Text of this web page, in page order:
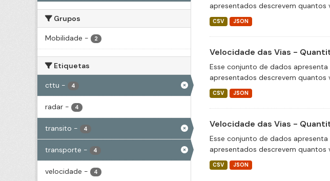
Grupos
Mobilidade - 2
Etiquetas
cttu - 4
radar - 4
transito - 4
transporte - 4
velocidade - 4
apresentados descrevem quantos
CSV JSON
Velocidade das Vias -
Esse conjunto de dados
apresentados descrevem quantos
CSV JSON
Velocidade das Vias -
Esse conjunto de dados
apresentados descrevem quantos
CSV JSON